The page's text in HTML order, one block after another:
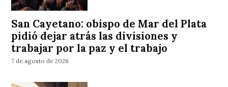
San Cayetano: obispo de Mar del Plata
pidió dejar atrás las divisiones y
trabajar por la paz y el trabajo
7 de agosto de 2026